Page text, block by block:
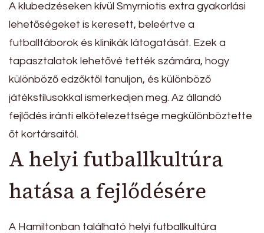
A klubedzéseken kívül Smyrniotis extra gyakorlási
lehetőségeket is keresett, beleértve a
futballtáborok és klinikák látogatását. Ezek a
tapasztalatok lehetővé tették számára, hogy
különböző edzőktől tanuljon, és különböző
játékstílusokkal ismerkedjen meg. Az állandó
fejlődés iránti elkötelezettsége megkülönböztette
őt kortársaitól.
A helyi futballkultúra
hatása a fejlődésére
A Hamiltonban található helyi futballkultúra